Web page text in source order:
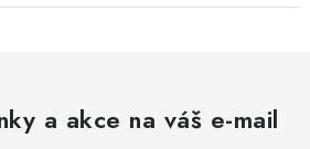
a akce na váš e-mail